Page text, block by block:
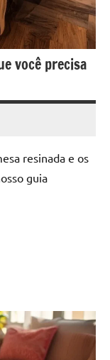
você precisa
resinada e os
guia